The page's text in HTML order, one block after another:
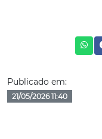
Publicado em:
21/05/2026 11:40